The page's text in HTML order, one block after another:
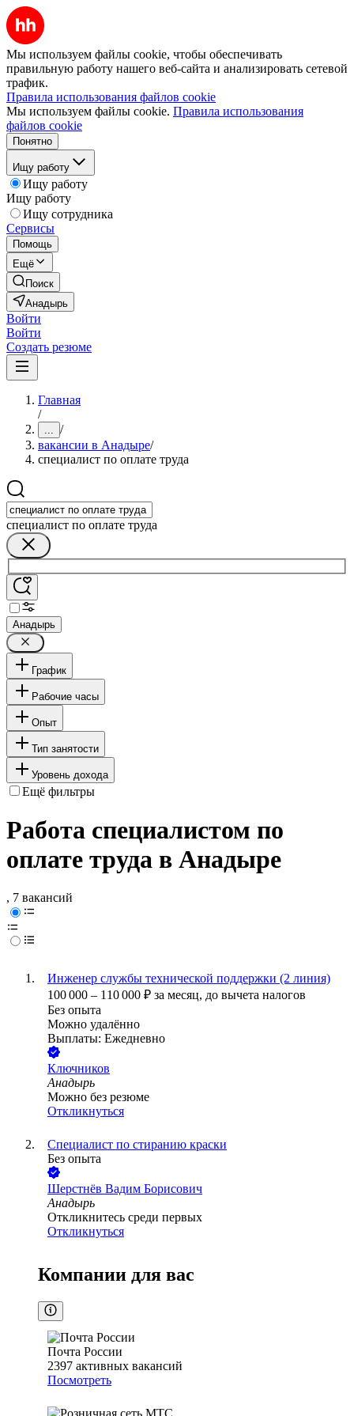
Мы используем файлы cookie, чтобы обеспечивать
правильную работу нашего веб-сайта и анализировать сетевой
трафик.
Правила использования файлов cookie
Мы используем файлы cookie. Правила использования
файлов cookie
Понятно
Ищу работу
Ищу работу
Ищу работу
Ищу сотрудника
Сервисы
Помощь
Ещё
Поиск
Анадырь
Войти
Войти
Создать резюме
Главная
/
... /
вакансии в Анадыре/
специалист по оплате труда
специалист по оплате труда
Анадырь
График
Рабочие часы
Опыт
Тип занятости
Уровень дохода
Ещё фильтры
Работа специалистом по
оплате труда в Анадыре
, 7 вакансий
Инженер службы технической поддержки (2 линия)
100 000 – 110 000 ₽ за месяц, до вычета налогов
Без опыта
Можно удалённо
Выплаты: Ежедневно
Ключников
Анадырь
Можно без резюме
Откликнуться
Специалист по стиранию краски
Без опыта
Шерстнёв Вадим Борисович
Анадырь
Откликнитесь среди первых
Откликнуться
Компании для вас
Почта России
2397 активных вакансий
Посмотреть